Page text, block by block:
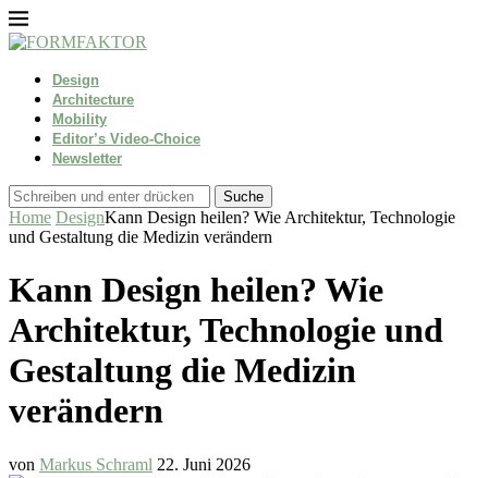
Design
Architecture
Mobility
Editor’s Video-Choice
Newsletter
Suche
Home DesignKann Design heilen? Wie Architektur, Technologie
und Gestaltung die Medizin verändern
Kann Design heilen? Wie
Architektur, Technologie und
Gestaltung die Medizin
verändern
von Markus Schraml 22. Juni 2026